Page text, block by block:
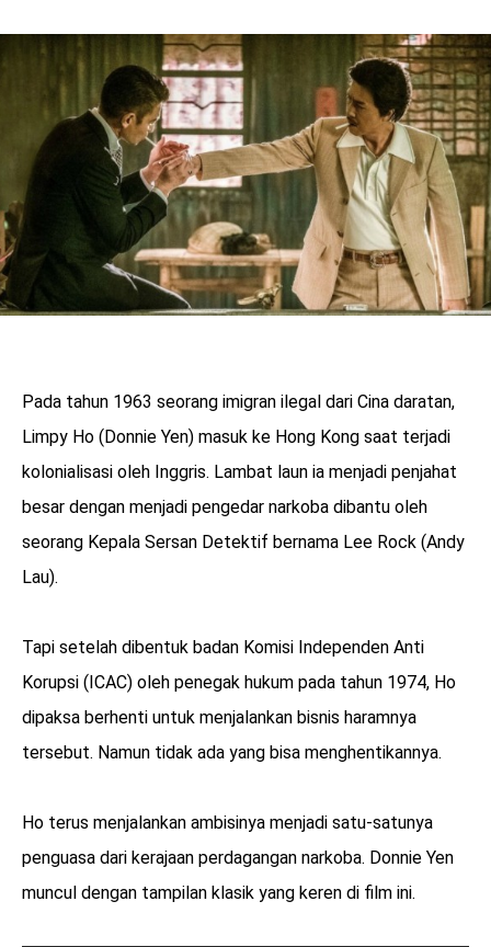
Pada tahun 1963 seorang imigran ilegal dari Cina daratan,
Limpy Ho (Donnie Yen) masuk ke Hong Kong saat terjadi
kolonialisasi oleh Inggris. Lambat laun ia menjadi penjahat
besar dengan menjadi pengedar narkoba dibantu oleh
seorang Kepala Sersan Detektif bernama Lee Rock (Andy
Lau).
Tapi setelah dibentuk badan Komisi Independen Anti
Korupsi (ICAC) oleh penegak hukum pada tahun 1974, Ho
dipaksa berhenti untuk menjalankan bisnis haramnya
tersebut. Namun tidak ada yang bisa menghentikannya.
Ho terus menjalankan ambisinya menjadi satu-satunya
penguasa dari kerajaan perdagangan narkoba. Donnie Yen
muncul dengan tampilan klasik yang keren di film ini.